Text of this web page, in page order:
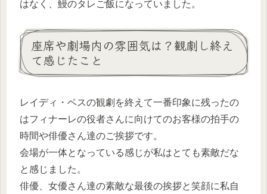
はなく、鰻のタレご飯になっていました。
座席や劇場内の雰囲気は？観劇し終え
て感じたこと
レイディ・ベスの観劇を終えて一番印象に残ったの
はフィナーレの役者さんに向けてのお客様の拍手の
時間や俳優さん達のご挨拶です。
会場が一体となっている感じが私はとても素敵だな
と感じました。
俳優、女優さん達の素敵な最後の挨拶と笑顔に私自